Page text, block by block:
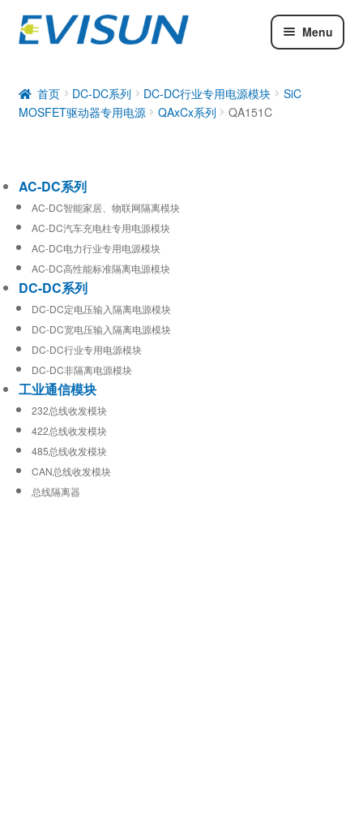
Menu
DC-DC系列
工业通信模块
首页 DC-DC系列 DC-DC行业专用电源模块
SiC
MOSFET驱动器专用电源
QAxCx系列 QA151C
AC-DC系列
AC-DC智能家居、物联网隔离模块
AC-DC汽车充电柱专用电源模块
AC-DC电力行业专用电源模块
AC-DC高性能标准隔离电源模块
DC-DC系列
DC-DC定电压输入隔离电源模块
DC-DC宽电压输入隔离电源模块
DC-DC行业专用电源模块
DC-DC非隔离电源模块
工业通信模块
232总线收发模块
422总线收发模块
485总线收发模块
CAN总线收发模块
总线隔离器